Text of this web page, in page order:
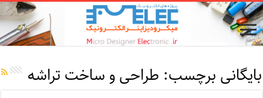
بایگانی برچسب: طراحی و ساخت تراشه